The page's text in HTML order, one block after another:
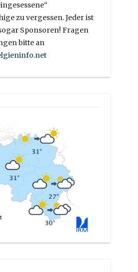
zu vergessen. Jeder ist
Sponsoren! Fragen
bitte an